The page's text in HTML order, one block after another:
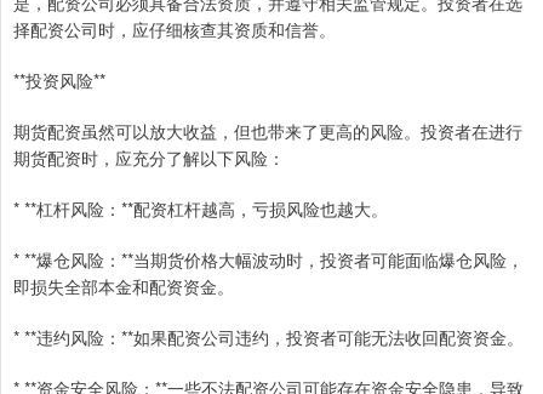
择配资公司时，应仔细核查其资质和信誉。
**投资风险**
期货配资虽然可以放大收益，但也带来了更高的风险。投资者在进行
期货配资时，应充分了解以下风险：
* **杠杆风险：**配资杠杆越高，亏损风险也越大。
* **爆仓风险：**当期货价格大幅波动时，投资者可能面临爆仓风险，
即损失全部本金和配资资金。
* **违约风险：**如果配资公司违约，投资者可能无法收回配资资金。
* **资金安全风险：**一些不法配资公司可能存在资金安全隐患，导致